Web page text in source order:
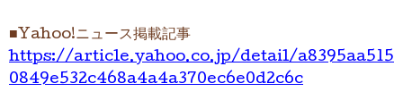
■Yahoo!ニュース掲載記事
https://article.yahoo.co.jp/detail/a8395aa515
0849e532c468a4a4a370ec6e0d2c6c